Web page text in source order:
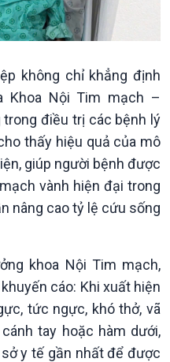
Multimedia
Video
Infographic
E-Magazine
không chỉ khẳng định
Khoa Nội Tim mạch –
điều trị các bệnh lý
thấy hiệu quả của mô
giúp người bệnh được
vành hiện đại trong
nâng cao tỷ lệ cứu sống
khoa Nội Tim mạch,
cáo: Khi xuất hiện
tức ngực, khó thở, vã
tay hoặc hàm dưới,
y tế gần nhất để được